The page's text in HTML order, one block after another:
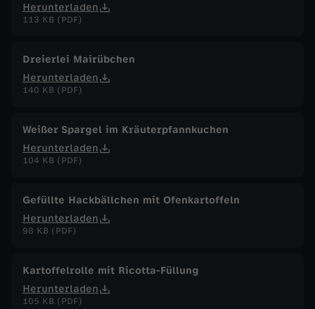
Herunterladen
113 KB (PDF)
Dreierlei Mairübchen
Herunterladen
140 KB (PDF)
Weißer Spargel im Kräuterpfannkuchen
Herunterladen
104 KB (PDF)
Gefüllte Hackbällchen mit Ofenkartoffeln
Herunterladen
98 KB (PDF)
Kartoffelrolle mit Ricotta-Füllung
Herunterladen
105 KB (PDF)